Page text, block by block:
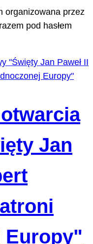
organizowana przez
pod hasłem
Jan
Europy"